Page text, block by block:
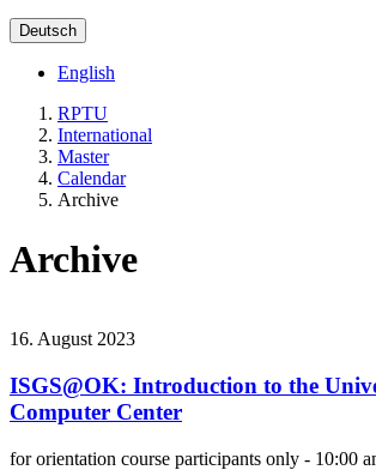
Deutsch
English
RPTU
International
Master
Calendar
Archive
Archive
16. August 2023
ISGS@OK: Introduction to the
Computer Center
for orientation course participants only - 10:00